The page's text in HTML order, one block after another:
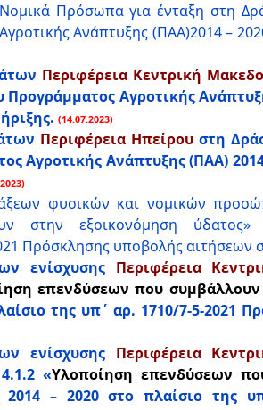
Πρόσωπα για ένταξη στη
Ανάπτυξης (ΠΑΑ)2014 –
Περιφέρεια Κεντρική
Αγροτικής
(14.07.2023)
Περιφέρεια Ηπείρου στη
Αγροτικής Ανάπτυξης (ΠΑΑ)
φυσικών και νομικών
στην εξοικονόμηση ύδατος»
Πρόσκλησης υποβολής αιτήσεων
ενίσχυσης Περιφέρεια
επενδύσεων που συμβάλλουν
της υπ΄ αρ. 1710/7-5-2021
ενίσχυσης Περιφέρεια
«Υλοποίηση επενδύσεων
– 2020 στο πλαίσιο της